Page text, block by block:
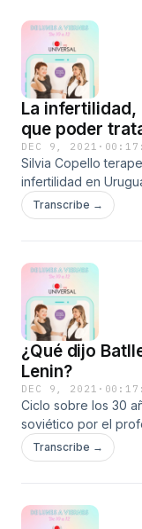
La infertilidad,
que poder
DEC 9, 2021 ·
Silvia Copello
infertilidad en
Transcribe →
¿Qué dijo
Lenin?
DEC 9, 2021 ·
Ciclo sobre los 30
soviético por el
Transcribe →